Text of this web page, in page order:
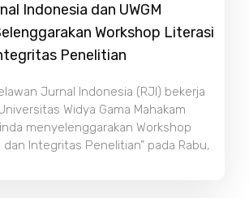
Indonesia dan UWGM
Workshop Literasi
Penelitian
Jurnal Indonesia (RJI) bekerja
Widya Gama Mahakam
menyelenggarakan Workshop
dan Integritas Penelitian” pada Rabu,